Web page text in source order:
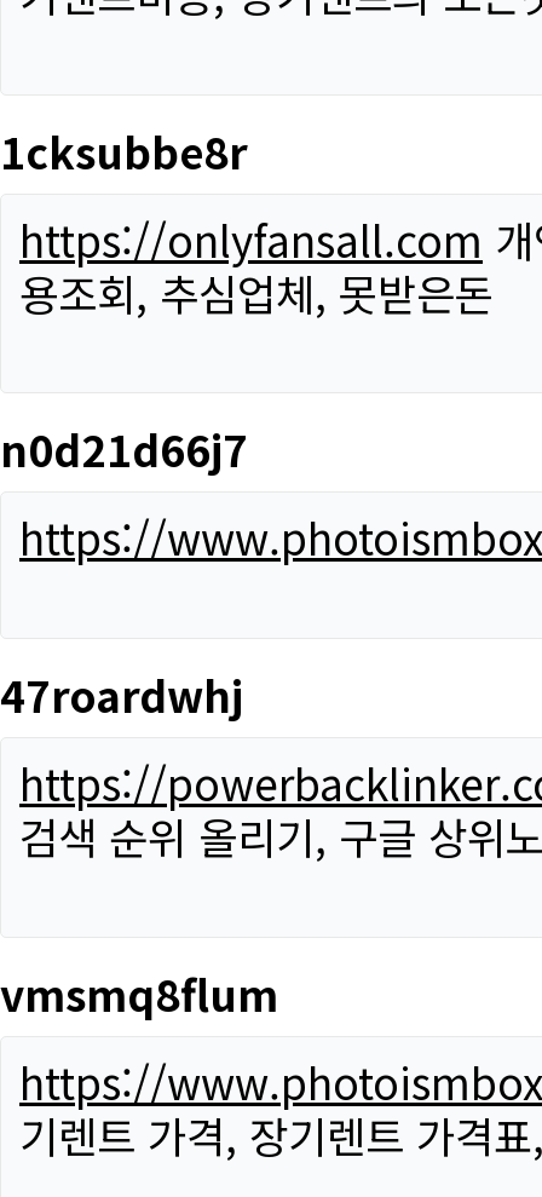
1cksubbe8r
https://onlyfansall.com
용조회, 추심업체, 못받은돈
n0d21d66j7
https://
47roardwhj
https://
검색 순위 올리기, 구글 상위
vmsmq8flum
https://
기렌트 가격, 장기렌트 가격